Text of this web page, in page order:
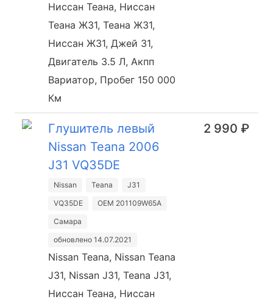
Ниссан Теана, Ниссан
Теана Ж31, Теана Ж31,
Ниссан Ж31, Джей 31,
Двигатель 3.5 Л, Акпп
Вариатор, Пробег 150 000
Км
Глушитель левый
Nissan Teana 2006
J31 VQ35DE
Nissan Teana
J31
VQ35DE
OEM 201109W65A
Самара
обновлено 14.07.2021
Nissan Teana, Nissan Teana
J31, Nissan J31, Teana J31,
Ниссан Теана, Ниссан
2 990 ₽